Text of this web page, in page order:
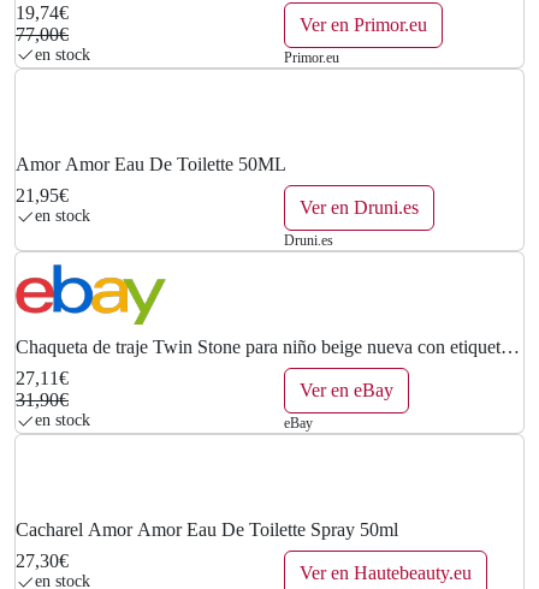
19,74€
77,00€
en stock
Ver en Primor.eu
Primor.eu
Amor Amor Eau De Toilette 50ML
21,95€
en stock Ver en Druni.es
Druni.es
Chaqueta de traje Twin Stone para niño beige nueva con etiquetas
talla 10 venta al por menor 189,00
27,11€
31,90€
en stock
Ver en eBay
eBay
Cacharel Amor Amor Eau De Toilette Spray 50ml
27,30€
en stock Ver en Hautebeauty.eu